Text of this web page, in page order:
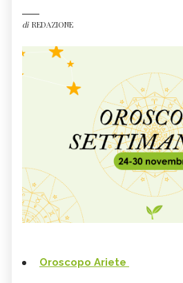
di REDAZIONE
Oroscopo Ariete